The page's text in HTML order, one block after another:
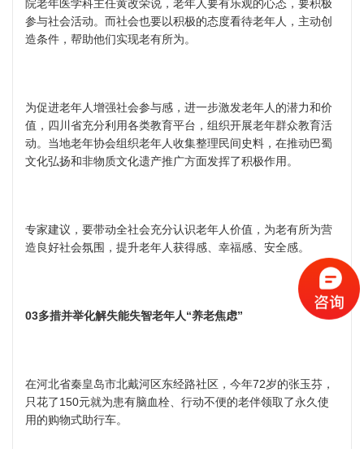
院老年医学科主任黄改荣说，老年人要有乐观的心态，要积极
参与社会活动。而社会也要以积极的态度看待老年人，主动创
造条件，帮助他们实现老有所为。
为促进老年人增强社会参与感，进一步激发老年人的潜力和价
值，四川省充分利用各类教育平台，组织开展老年群众教育活
动。当地老年协会组织老年人收集整理民间史料，在推动巴蜀
文化弘扬和非物质文化遗产推广方面发挥了积极作用。
专家建议，要带动全社会充分认识老年人价值，为老有所为营
造良好社会氛围，提升老年人获得感、幸福感、安全感。
03多措并举化解失能失智老年人“养老焦虑”
在河北省秦皇岛市北戴河区东经路社区，今年72岁的张玉芬，
只花了150元就为患有脑血栓、行动不便的老伴领取了永久使
用的购物式助行车。